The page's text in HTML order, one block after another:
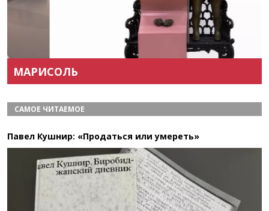
МАРИСОЛЬ
САМОЕ ЧИТАЕМОЕ
Павел Кушнир: «Продаться или умереть»